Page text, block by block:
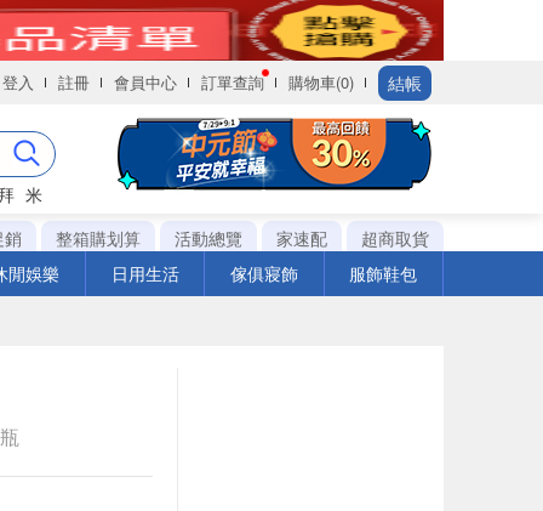
登入 註冊 會員中心 訂單查詢 購物車(0) 結帳
米
銷
整箱購划算 活動總覽 家速配
超商取貨
閒娛樂
日用生活 傢俱寢飾 服飾鞋包